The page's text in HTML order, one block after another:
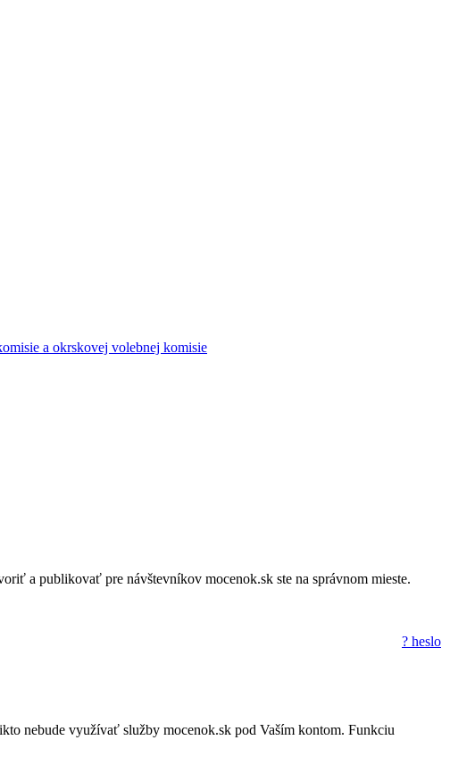
a okrskovej volebnej komisie
a publikovať pre návštevníkov mocenok.sk ste na správnom mieste.
? heslo
nebude využívať služby mocenok.sk pod Vaším kontom. Funkciu